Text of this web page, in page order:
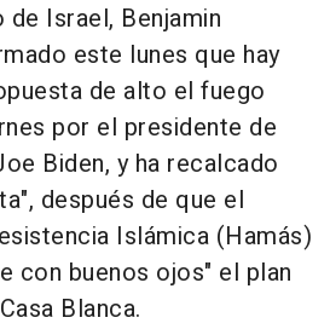
Israel, Benjamin
este lunes que hay
de alto el fuego
por el presidente de
Biden, y ha recalcado
después de que el
Islámica (Hamás)
con buenos ojos" el plan
Blanca.